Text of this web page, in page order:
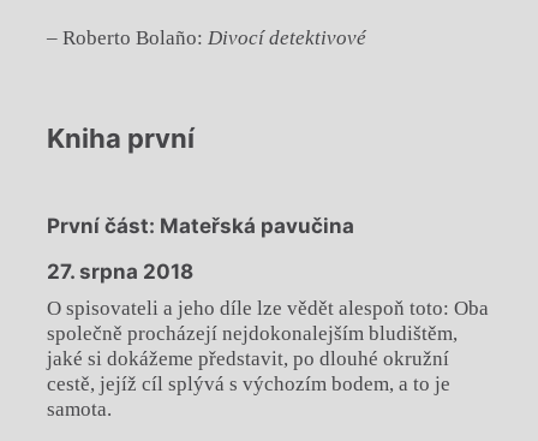
– Roberto Bolaño: Divocí detektivové
Kniha první
První část: Mateřská pavučina
27. srpna 2018
O spisovateli a jeho díle lze vědět alespoň toto: Oba
společně procházejí nejdokonalejším bludištěm,
jaké si dokážeme představit, po dlouhé okružní
cestě, jejíž cíl splývá s výchozím bodem, a to je
samota.